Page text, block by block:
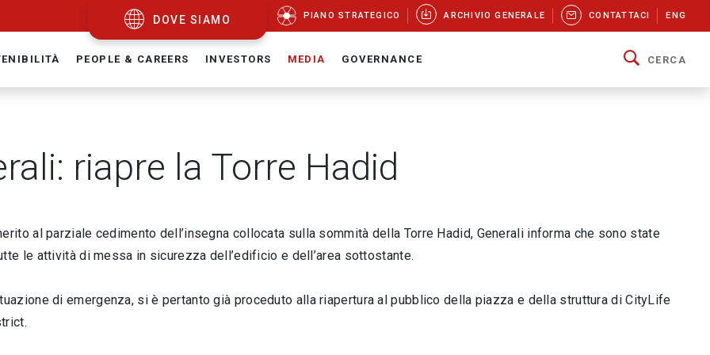
DOVE SIAMO PIANO STRATEGICO ARCHIVIO GENERALE CONTATTACI ENG
PEOPLE & CAREERS INVESTORS MEDIA GOVERNANCE CERCA
riapre la Torre Hadid
al parziale cedimento dell’insegna collocata sulla sommità della Torre Hadid, Generali informa che sono state
le attività di messa in sicurezza dell’edificio e dell’area sottostante.
di emergenza, si è pertanto già proceduto alla riapertura al pubblico della piazza e della struttura di CityLife